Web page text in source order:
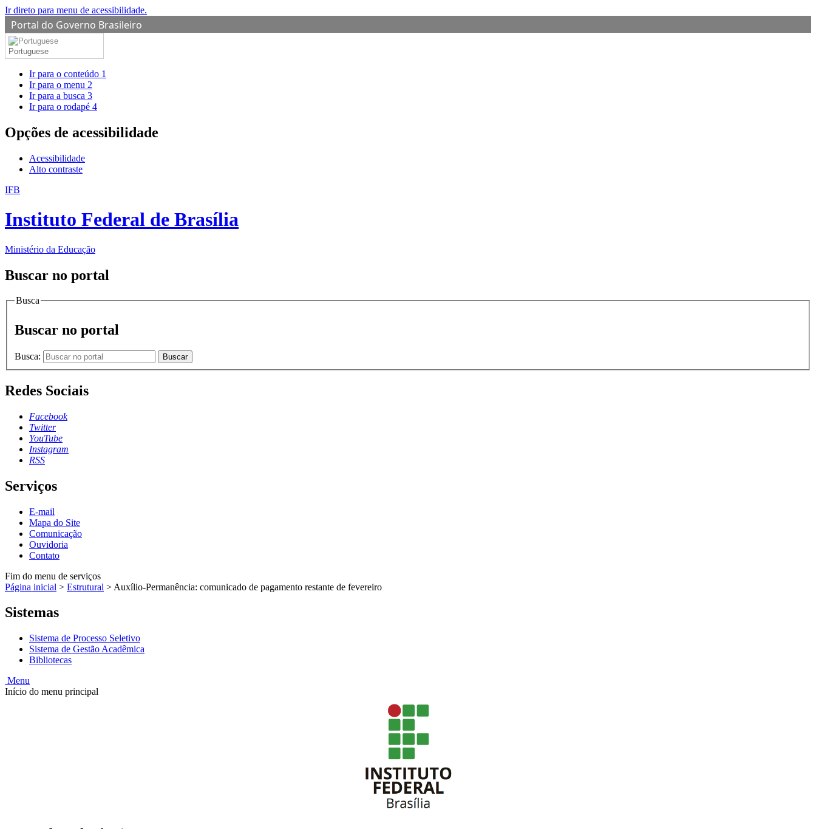
Ir direto para menu de acessibilidade.
Portal do Governo Brasileiro
Portuguese
Ir para o conteúdo 1
Ir para o menu 2
Ir para a busca 3
Ir para o rodapé 4
Opções de acessibilidade
Acessibilidade
Alto contraste
IFB
Instituto Federal de Brasília
Ministério da Educação
Buscar no portal
Busca
Buscar no portal
Busca: Buscar
Redes Sociais
Facebook
Twitter
YouTube
Instagram
RSS
Serviços
E-mail
Mapa do Site
Comunicação
Ouvidoria
Contato
Fim do menu de serviços
Página inicial > Estrutural > Auxílio-Permanência: comunicado de pagamento restante de fevereiro
Sistemas
Sistema de Processo Seletivo
Sistema de Gestão Acadêmica
Bibliotecas
Menu
Início do menu principal